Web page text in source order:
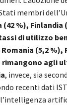
membri
(42 %), Finlandia
di utilizzo
Romania (5,2 %),
rimangono agli
, invece, sia
recenti dati